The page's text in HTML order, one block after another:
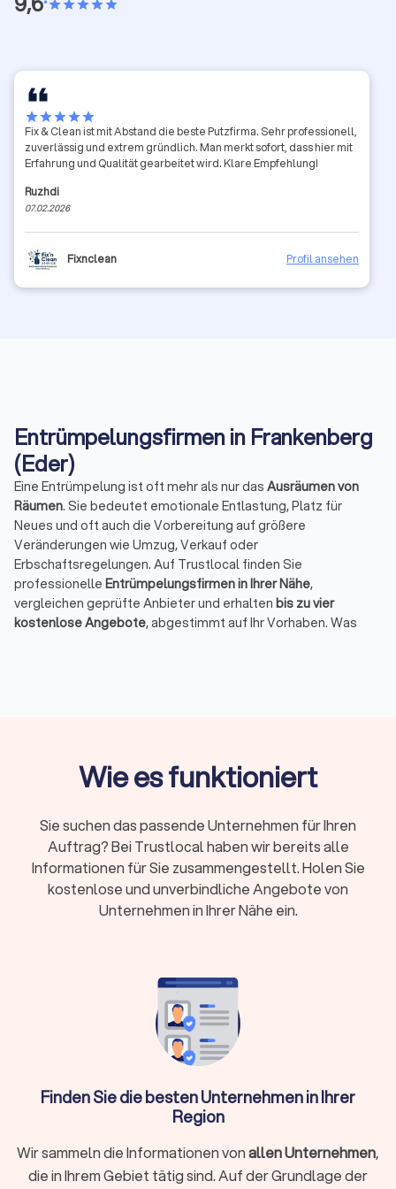
starstarstarstarstar
starstarstarstarstar
Fix & Clean ist mit Abstand die beste Putzfirma. Sehr professionell,
zuverlässig und extrem gründlich. Man merkt sofort, dass hier mit
Erfahrung und Qualität gearbeitet wird. Klare Empfehlung!
Ruzhdi
07.02.2026
Fixnclean Profil ansehen
Entrümpelungsfirmen in Frankenberg
(Eder)
Eine Entrümpelung ist oft mehr als nur das Ausräumen von
Räumen. Sie bedeutet emotionale Entlastung, Platz für
Neues und oft auch die Vorbereitung auf größere
Veränderungen wie Umzug, Verkauf oder
Erbschaftsregelungen. Auf Trustlocal finden Sie
professionelle Entrümpelungsfirmen in Ihrer Nähe,
vergleichen geprüfte Anbieter und erhalten bis zu vier
kostenlose Angebote, abgestimmt auf Ihr Vorhaben. Was
einzelne Räume wieKeller,Dachbodenoder Garage
angesammelt haben.
In vielen Fällen ergeben sich im Anschluss weitere Aufgaben.
Wer eine Immobilie weitergeben oder verkaufen möchte,
kann beispielsweise eineReinigungsfirmabeauftragen. Wenn
es hingegen um Nachlassregelung oder Immobilienverkauf
geht, finden Sie auf Trustlocal auch erfahreneBestatter
Was kostet eine Entrümpelung in
Frankenberg (Eder)?
Kosten für eine Entrümpelungbewegen sich im
zwischen € 1.500,- und € 2.700,-
4.000,-. Preise können nachQuadratmeternkalkuliert werden
, der im Bereich von
einkalkulieren.
Spezialfälle wie eineKellerentrümpelungoder
Wie es funktioniert
Sie suchen das passende Unternehmen für Ihren
Auftrag? Bei Trustlocal haben wir bereits alle
Informationen für Sie zusammengestellt. Holen Sie
kostenlose und unverbindliche Angebote von
Unternehmen in Ihrer Nähe ein.
Finden Sie die besten Unternehmen in Ihrer
Region
Wir sammeln die Informationen vonallen Unternehmen,
die in Ihrem Gebiet tätig sind. Auf der Grundlage der